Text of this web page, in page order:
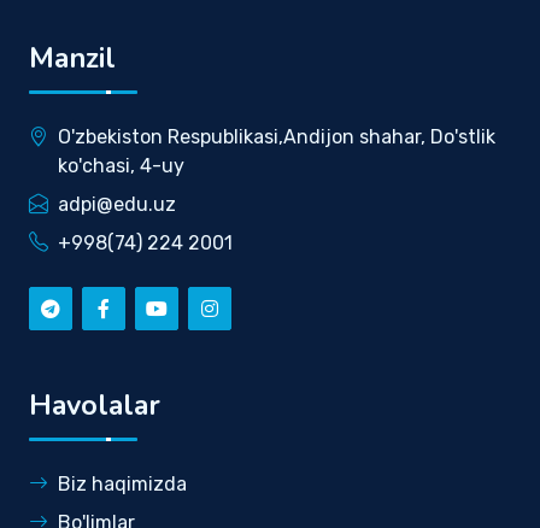
Manzil
O'zbekiston Respublikasi,Andijon shahar, Do'stlik
ko'chasi, 4-uy
adpi@edu.uz
+998(74) 224 2001
Havolalar
Biz haqimizda
Bo'limlar